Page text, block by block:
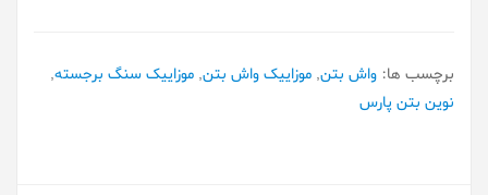
برچسب ها: واش بتن, موزاییک واش بتن, موزاییک سنگ برجسته,
نوین بتن پارس